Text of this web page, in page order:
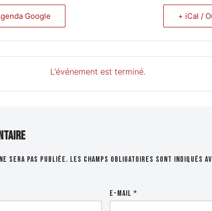
Google + iCal /
L'événement est terminé.
sera pas publiée. Les champs obligatoires sont indiqués
E-mail *